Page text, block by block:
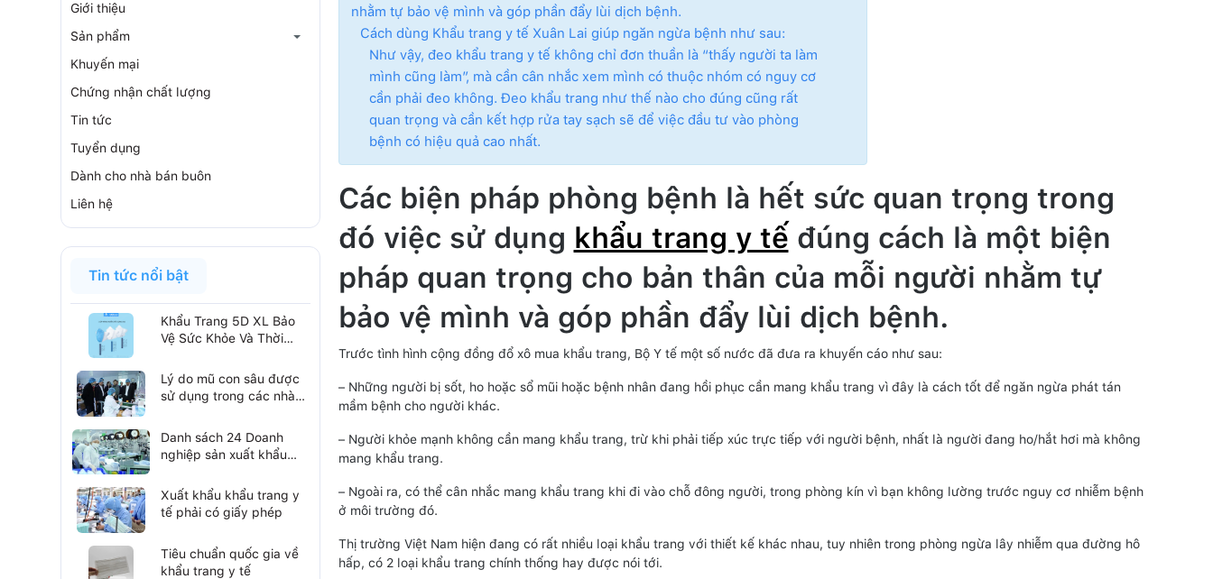
nhằm tự bảo vệ mình và góp phần đẩy lùi dịch bệnh.
Cách dùng Khẩu trang y tế Xuân Lai giúp ngăn ngừa bệnh như sau:
Như vậy, đeo khẩu trang y tế không chỉ đơn thuần là “thấy người ta làm
mình cũng làm”, mà cần cân nhắc xem mình có thuộc nhóm có nguy cơ
cần phải đeo không. Đeo khẩu trang như thế nào cho đúng cũng rất
quan trọng và cần kết hợp rửa tay sạch sẽ để việc đầu tư vào phòng
bệnh có hiệu quả cao nhất.
Các biện pháp phòng bệnh là hết sức quan trọng trong
đó việc sử dụng khẩu trang y tế đúng cách là một biện
pháp quan trọng cho bản thân của mỗi người nhằm tự
bảo vệ mình và góp phần đẩy lùi dịch bệnh.
Trước tình hình cộng đồng đổ xô mua khẩu trang, Bộ Y tế một số nước đã đưa ra khuyến cáo như sau:
– Những người bị sốt, ho hoặc sổ mũi hoặc bệnh nhân đang hồi phục cần mang khẩu trang vì đây là cách tốt để ngăn ngừa phát tán
mầm bệnh cho người khác.
– Người khỏe mạnh không cần mang khẩu trang, trừ khi phải tiếp xúc trực tiếp với người bệnh, nhất là người đang ho/hắt hơi mà không
mang khẩu trang.
– Ngoài ra, có thể cân nhắc mang khẩu trang khi đi vào chỗ đông người, trong phòng kín vì bạn không lường trước nguy cơ nhiễm bệnh
ở môi trường đó.
Thị trường Việt Nam hiện đang có rất nhiều loại khẩu trang với thiết kế khác nhau, tuy nhiên trong phòng ngừa lây nhiễm qua đường hô
hấp, có 2 loại khẩu trang chính thống hay được nói tới.
Giới thiệu
Sản phẩm
Khuyến mại
Chứng nhận chất lượng
Tin tức
Tuyển dụng
Dành cho nhà bán buôn
Liên hệ
Tin tức nổi bật
Khẩu Trang 5D XL Bảo
Vệ Sức Khỏe Và Thời
Phẩm
Lý do mũ con sâu được
sử dụng trong các nhà
Danh sách 24 Doanh
nghiệp sản xuất khẩu
Covid-19
Xuất khẩu khẩu trang y
tế phải có giấy phép
Tiêu chuẩn quốc gia về
khẩu trang y tế